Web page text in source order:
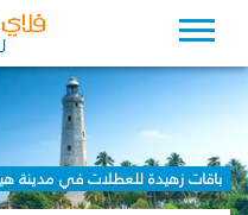
باقات زهيدة للعطلات في مدينة